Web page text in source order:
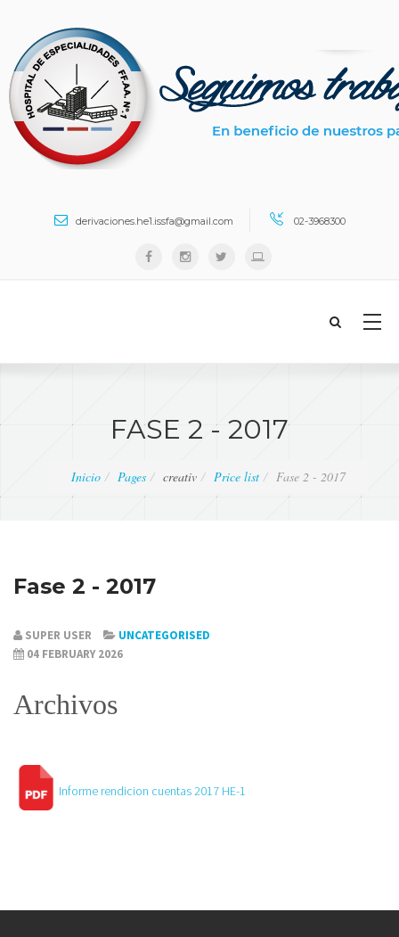
derivaciones.he1.issfa@gmail.com 02-3968300
FASE 2 - 2017
Inicio Pages creativ Price list Fase 2 - 2017
Fase 2 - 2017
SUPER USER
UNCATEGORISED
04 FEBRUARY 2026
Archivos
Informe rendicion cuentas 2017 HE-1